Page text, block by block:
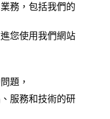
務，包括我們的
您使用我們網站
題，
服務和技術的研